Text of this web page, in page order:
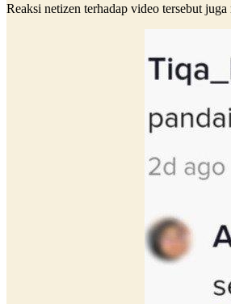
Reaksi netizen terhadap video tersebut